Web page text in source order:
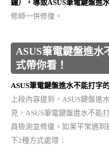
鏽），導致ASUS筆電鍵盤進
修師一併修復。
ASUS筆電鍵盤進水
式帶你看！
ASUS筆電鍵盤進水不能打字
上段內容提到，ASUS鍵盤進
見，ASUS筆電鍵盤進水不能
員檢測並修復。如果平常遇
下2種方式處理：